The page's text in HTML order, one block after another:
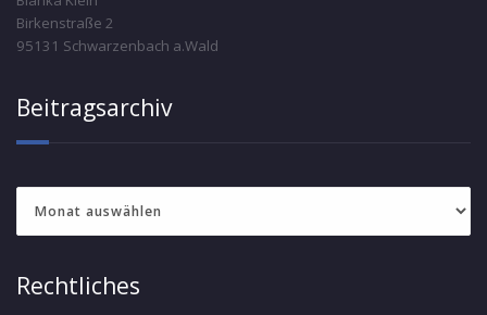
Birkenstraße 2
95131 Schwarzenbach a.Wald
Beitragsarchiv
Rechtliches